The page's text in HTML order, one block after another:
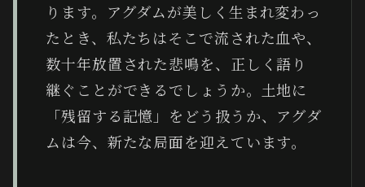
ります。アグダムが美しく生まれ変わっ
たとき、私たちはそこで流された血や、
数十年放置された悲鳴を、正しく語り
継ぐことができるでしょうか。土地に
「残留する記憶」をどう扱うか、アグダ
ムは今、新たな局面を迎えています。